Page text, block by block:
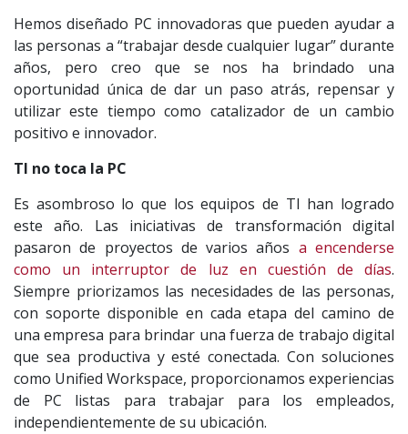
Hemos diseñado PC innovadoras que pueden ayudar a
las personas a “trabajar desde cualquier lugar” durante
años, pero creo que se nos ha brindado una
oportunidad única de dar un paso atrás, repensar y
utilizar este tiempo como catalizador de un cambio
positivo e innovador.
TI no toca la PC
Es asombroso lo que los equipos de TI han logrado
este año. Las iniciativas de transformación digital
pasaron de proyectos de varios años a encenderse
como un interruptor de luz en cuestión de días.
Siempre priorizamos las necesidades de las personas,
con soporte disponible en cada etapa del camino de
una empresa para brindar una fuerza de trabajo digital
que sea productiva y esté conectada. Con soluciones
como Unified Workspace, proporcionamos experiencias
de PC listas para trabajar para los empleados,
independientemente de su ubicación.